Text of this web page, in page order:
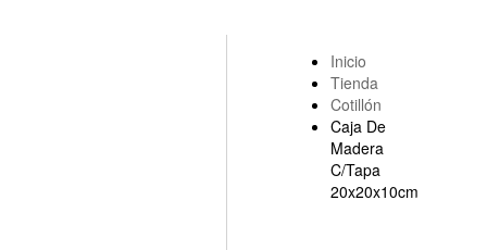
Inicio
Tienda
Cotillón
Caja De
Madera
C/Tapa
20x20x10cm